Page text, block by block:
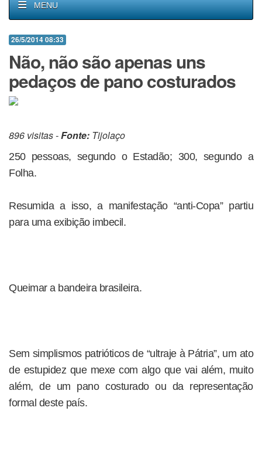
MENU
26/5/2014 08:33
Não, não são apenas uns
pedaços de pano costurados
896 visitas -Fonte: Tijolaço
250 pessoas, segundo o Estadão; 300, segundo a
Folha.
Resumida a isso, a manifestação “anti-Copa” partiu
para uma exibição imbecil.
Queimar a bandeira brasileira.
Sem simplismos patrióticos de “ultraje à Pátria”, um ato
de estupidez que mexe com algo que vai além, muito
além, de um pano costurado ou da representação
formal deste país.